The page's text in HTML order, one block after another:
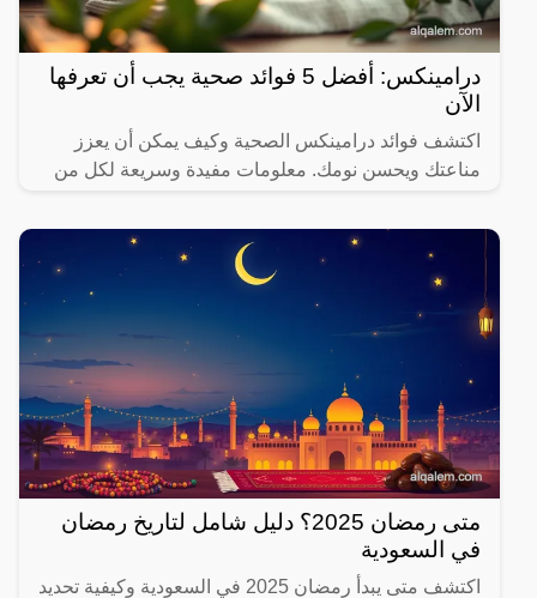
درامينكس: أفضل 5 فوائد صحية يجب أن تعرفها
الآن
اكتشف فوائد درامينكس الصحية وكيف يمكن أن يعزز
مناعتك ويحسن نومك. معلومات مفيدة وسريعة لكل من
متى رمضان 2025؟ دليل شامل لتاريخ رمضان
في السعودية
اكتشف متى يبدأ رمضان 2025 في السعودية وكيفية تحديد